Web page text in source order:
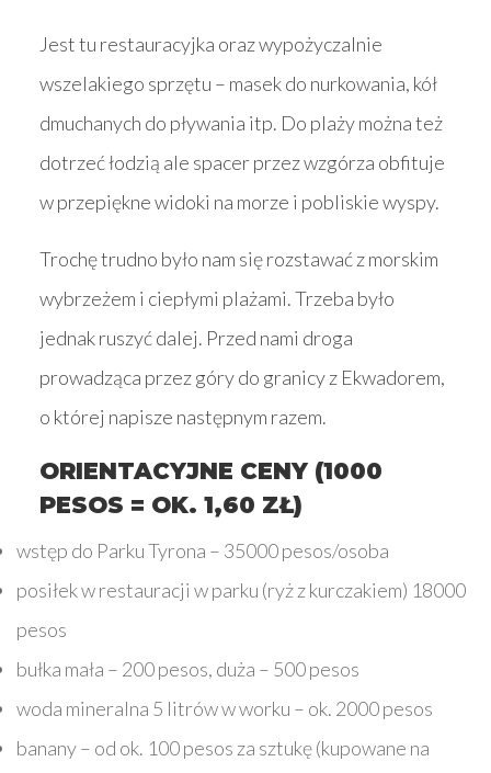
Jest tu restauracyjka oraz wypożyczalnie
wszelakiego sprzętu – masek do nurkowania, kół
dmuchanych do pływania itp. Do plaży można też
dotrzeć łodzią ale spacer przez wzgórza obfituje
w przepiękne widoki na morze i pobliskie wyspy.
Trochę trudno było nam się rozstawać z morskim
wybrzeżem i ciepłymi plażami. Trzeba było
jednak ruszyć dalej. Przed nami droga
prowadząca przez góry do granicy z Ekwadorem,
o której napisze następnym razem.
ORIENTACYJNE CENY (1000
PESOS = OK. 1,60 ZŁ)
wstęp do Parku Tyrona – 35000 pesos/osoba
posiłek w restauracji w parku (ryż z kurczakiem) 18000
pesos
bułka mała – 200 pesos, duża – 500 pesos
woda mineralna 5 litrów w worku – ok. 2000 pesos
banany – od ok. 100 pesos za sztukę (kupowane na